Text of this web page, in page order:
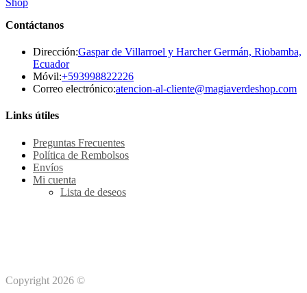
Contáctanos
Dirección:Gaspar de Villarroel y Harcher Germán, Riobamba,
Ecuador
Móvil:+593998822226Se
abre
Correo electrónico:atencion-al-cliente@magiaverdeshop.comSe
Links útiles
Preguntas Frecuentes
Política de Rembolsos
Envíos
Mi cuenta
Lista de deseos
Copyright 2026 ©